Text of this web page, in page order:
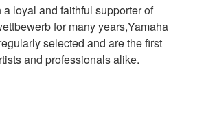
loyal and faithful supporter of
for many years,Yamaha
selected and are the first
and professionals alike.